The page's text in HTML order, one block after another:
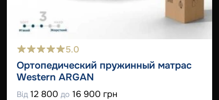
5.0
Ортопедический пружинный матрас
Western ARGAN
Від 12 800 до 16 900 грн